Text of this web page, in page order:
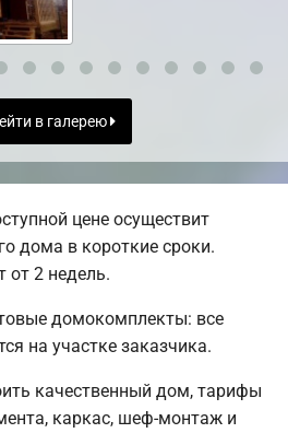
в галерею
цене осуществит
дома в короткие сроки.
от 2 недель.
домокомплекты: все
на участке заказчика.
качественный дом, тарифы
каркас, шеф-монтаж и